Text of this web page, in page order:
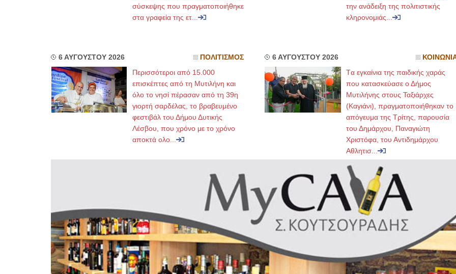
σύσκεψης που πραγματοποιήθηκε
στα γραφεία της ετ...
την ανάδειξη της πολιτιστικής
κληρονομιάς...
6 ΑΥΓΟΥΣΤΟΥ 2026 ΠΟΛΙΤΙΣΜΟΣ
Περισσότεροι από 15.000
επισκέπτες από τη Μυτιλήνη και
όλο το νησί πέρασαν από τη 39η
γιορτή σαρδέλας, το βραβευμένο
φεστιβάλ του Δήμου Δυτικής
Λέσβου, που χρόνο με το χρόνο
αποκτά ολο...
6 ΑΥΓΟΥΣΤΟΥ 2026
Tα εγκαίνια της παιδικής χαράς
που κατασκεύασε ο Δήμος
Μυτιλήνης στους Ταξιάρχες
(Καγιάνι), πραγματοποιήθηκαν το
απόγευμα της Τρίτης, παρουσία
του Δημάρχου, Παναγιώτη
Χριστόφα, του Αντιδημάρχου
Αθλητισ...